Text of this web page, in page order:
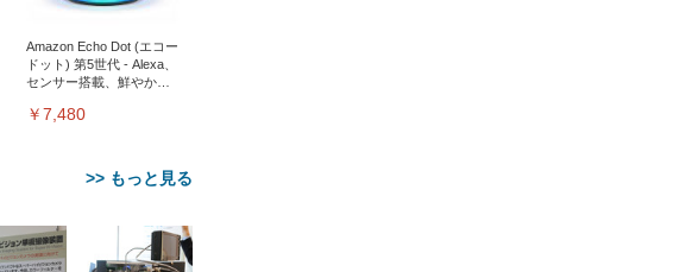
Amazon Echo Dot (エコー
ドット) 第5世代 - Alexa、
センサー搭載、鮮やかな
￥7,480
>> もっと見る